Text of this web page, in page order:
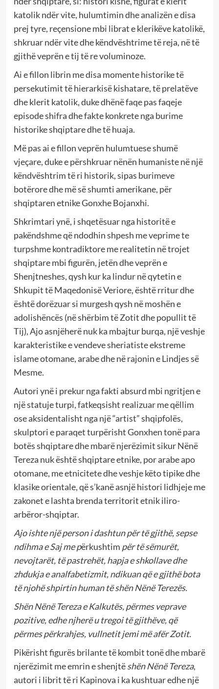
katolik ndër vite, hulumtimin dhe analizën e disa
prej tyre, reçensione mbi librat e klerikëve katolikë,
shkruar ndër vite dhe këndvështrime të reja, në të
gjithë veprën e tij të re voluminoze.
Ai e fillon librin me disa momente historike të
persekutimit të hierarkisë kishatare, të prelatëve
dhe klerit katolik, duke dhënë faqe pas faqeje
episode shifra dhe fakte konkrete nga burime
historike shqiptare dhe të huaja.
Më pas ai e fillon veprën hulumtuese shumë
vjeçare, duke e përshkruar nënën humaniste në një
këndvështrim të ri historik, sipas burimeve
botërore dhe më së shumti amerikane, për
shqiptaren etnike Gonxhe Bojanxhi.
Shkrimtari ynë, i shqetësuar nga historitë e
pakëndshme që ndodhin shpesh me veprime te
turpshme kontradiktore me realitetin në trojet
shqiptare mbi figurën, jetën dhe veprën e
Shenjtneshes, qysh kur ka lindur në qytetin e
Shkupit të Maqedonisë Veriore, është rritur dhe
është dorëzuar si murgesh qysh në moshën e
adolishëncës (në shërbim të Zotit dhe popullit të
Tij), Ajo asnjëherë nuk ka mbajtur burqa, një veshje
karakteristike e vendeve sheriatiste ekstreme
islame otomane, arabe dhe në rajonin e Lindjes së
Mesme.
Autori ynë i prekur nga fakti absurd mbi ngritjen e
një statuje turpi, fatkeqsisht realizuar me qëllim
ose aksidentalisht nga një “artist” shqipfolës,
skulptori e paraqet turpërisht Gonxhen tonë para
botës shqiptare dhe mbarë njerëzimit sikur Nënë
Tereza nuk është shqiptare etnike, por arabe apo
otomane, me etnicitete dhe veshje këto tipike dhe
klasike orientale, që s’kanë asnjë histori lidhjeje me
zakonet e lashta brenda territorit etnik iliro-
arbëror-shqiptar.
Ajo ishte një person i dashtun për të gjithë, sepse
ndihma e Saj me përkushtim për të sëmurët,
nevojtarët, të pastrehët, hapja e shkollave dhe
zhdukja e analfabetizmit, ndikuan që e gjithë bota
të njohë shpirtin human të shën Nënë Terezës.
Shën Nënë Tereza e Kalkutës, përmes veprave
pozitive, edhe njherë u tregoi të gjithëve, që
përmes përkrahjes, vullnetit jemi më afër Zotit.
Pikërisht figurës brilante të kombit tonë dhe mbarë
njerëzimit me emrin e shenjtëshën Nënë Tereza,
autori i librit të ri Kapinova i ka kushtuar edhe një